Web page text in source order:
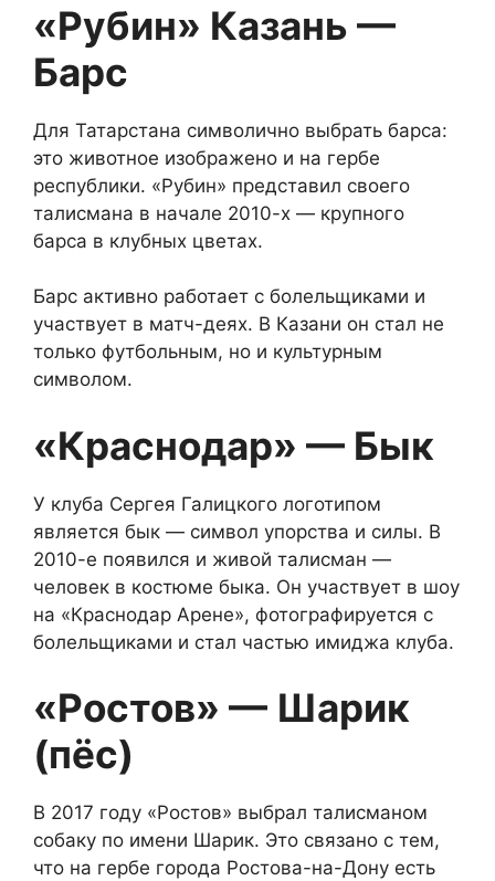
«Рубин» Казань —
Барс
Для Татарстана символично выбрать барса:
это животное изображено и на гербе
республики. «Рубин» представил своего
талисмана в начале 2010-х — крупного
барса в клубных цветах.
Барс активно работает с болельщиками и
участвует в матч-деях. В Казани он стал не
только футбольным, но и культурным
символом.
«Краснодар» — Бык
У клуба Сергея Галицкого логотипом
является бык — символ упорства и силы. В
2010-е появился и живой талисман —
человек в костюме быка. Он участвует в шоу
на «Краснодар Арене», фотографируется с
болельщиками и стал частью имиджа клуба.
«Ростов» — Шарик
(пёс)
В 2017 году «Ростов» выбрал талисманом
собаку по имени Шарик. Это связано с тем,
что на гербе города Ростова-на-Дону есть